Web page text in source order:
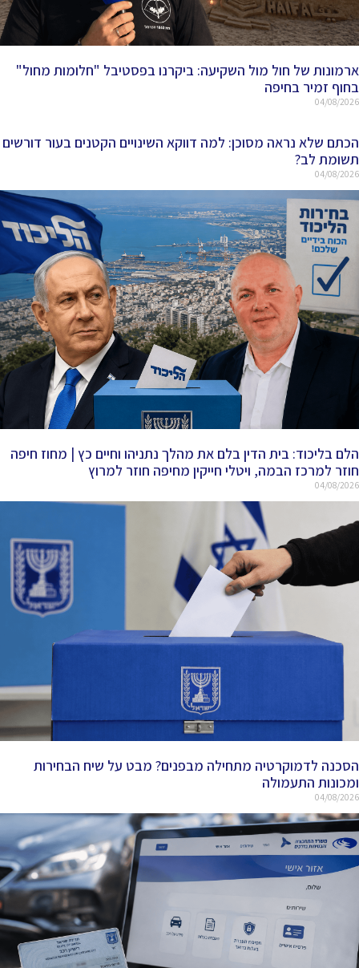
ארמונות של חול מול השקיעה: ביקרנו בפסטיבל "חלומות מחול"
בחוף זמיר בחיפה
04/08/2026
הכתם שלא נראה מסוכן: למה דווקא השינויים הקטנים בעור דורשים
תשומת לב?
04/08/2026
הלם בליכוד: בית הדין בלם את מהלך נתניהו וחיים כץ | מחוז חיפה
חוזר למרכז הבמה, ויטלי חייקין מחיפה חוזר למרוץ
04/08/2026
הסכנה לדמוקרטיה מתחילה מבפנים? מבט על שיח הבחירות
ומכונות התעמולה
04/08/2026